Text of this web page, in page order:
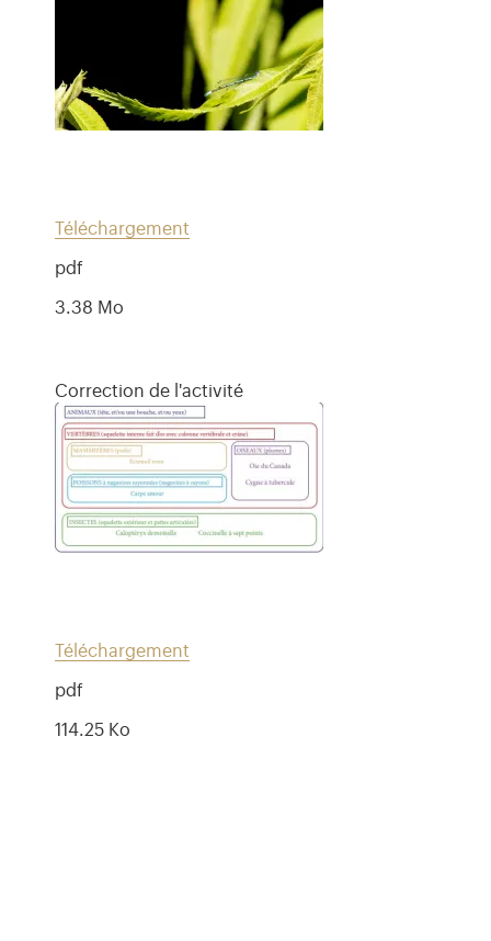
Téléchargement
pdf
3.38 Mo
Correction de l'activité
Téléchargement
pdf
114.25 Ko